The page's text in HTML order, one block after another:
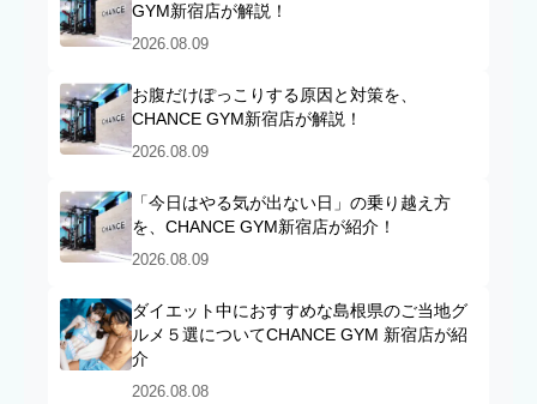
GYM新宿店が解説！
2026.08.09
お腹だけぽっこりする原因と対策を、
CHANCE GYM新宿店が解説！
2026.08.09
「今日はやる気が出ない日」の乗り越え方
を、CHANCE GYM新宿店が紹介！
2026.08.09
ダイエット中におすすめな島根県のご当地グ
ルメ５選についてCHANCE GYM 新宿店が紹
介
2026.08.08